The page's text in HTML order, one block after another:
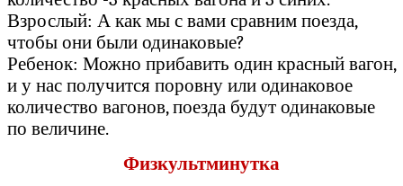
Взрослый: А как мы с вами сравним поезда,
чтобы они были одинаковые?
Ребенок: Можно прибавить один красный вагон,
и у нас получится поровну или одинаковое
количество вагонов, поезда будут одинаковые
по величине.
Физкультминутка